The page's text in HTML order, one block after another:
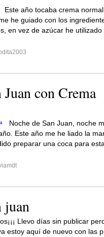
Este año tocaba crema
he guiado con los
en vez de azúcar he utilizado
Juan con Crema
Noche de San Juan, noche
Este año me he liado la
preparar una coca para
juan
Llevo días sin publicar
estoy aquí de nuevo con las